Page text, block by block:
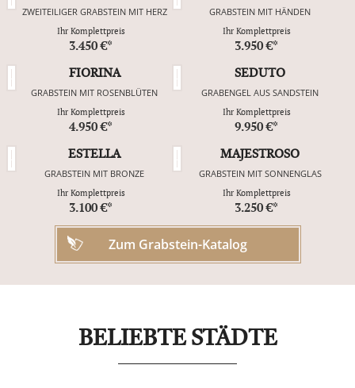
ZWEITEILIGER GRABSTEIN MIT HERZ
Ihr Komplettpreis
3.450 €*
GRABSTEIN MIT HÄNDEN
Ihr Komplettpreis
3.950 €*
FIORINA
GRABSTEIN MIT ROSENBLÜTEN
Ihr Komplettpreis
4.950 €*
SEDUTO
GRABENGEL AUS SANDSTEIN
Ihr Komplettpreis
9.950 €*
ESTELLA
GRABSTEIN MIT BRONZE
Ihr Komplettpreis
3.100 €*
MAJESTROSO
GRABSTEIN MIT SONNENGLAS
Ihr Komplettpreis
3.250 €*
Zum Grabstein-Katalog
BELIEBTE STÄDTE